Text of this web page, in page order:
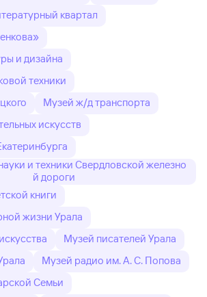
квартал
и дизайна
техники
Музей ж/д транспорта
искусств
и техники Свердловской железно
й дороги
книги
жизни Урала
Музей писателей Урала
Музей радио им. А. С. Попова
Семьи